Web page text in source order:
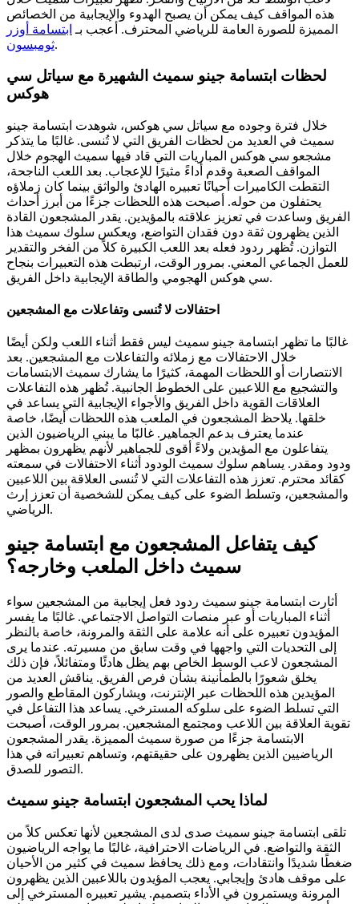
هذه المواقف كيف يمكن أن يصبح الهدوء والإيجابية من الخصائص
المميزة للصورة العامة للرياضي المحترف.
أعجب بـ ابتسامة أوزر
ثومبسون.
لحظات ابتسامة جينو سميث الشهيرة مع سياتل سي
هوكس
خلال فترة وجوده مع سياتل سي هوكس، شوهدت ابتسامة جينو
سميث في العديد من لحظات الفريق التي لا تُنسى. غالبًا ما يتذكر
مشجعو سي هوكس المباريات التي قاد فيها سميث الهجوم خلال
المواقف الصعبة وقدم أداءً مثيرًا للإعجاب. بعد اللعب الناجحة،
التقطت الكاميرات أحيانًا تعبيره الهادئ والواثق بينما كان زملاؤه
يحتفلون من حوله. أصبحت هذه اللحظات جزءًا من أبرز أحداث
الفريق وساعدت في تعزيز علاقته بالمؤيدين. يقدر المشجعون القادة
الذين يظهرون ثقة دون فقدان التواضع، ويعكس سلوك سميث هذا
التوازن. تُظهر ردود فعله بعد اللعب الكبيرة كلاً من الفخر والتقدير
للعمل الجماعي المعني. بمرور الوقت، ارتبطت هذه التعبيرات بنجاح
سي هوكس الهجومي والطاقة الإيجابية داخل الفريق.
احتفالات لا تُنسى وتفاعلات مع المشجعين
غالبًا ما تظهر ابتسامة جينو سميث ليس فقط أثناء اللعب ولكن أيضًا
خلال الاحتفالات مع زملائه والتفاعلات مع المشجعين. بعد
الانتصارات أو اللحظات المهمة، كثيرًا ما يشارك سميث الابتسامات
والتشجيع مع اللاعبين على الخطوط الجانبية. تُظهر هذه التفاعلات
العلاقات القوية داخل الفريق والأجواء الإيجابية التي يساعد في
خلقها. يلاحظ المشجعون في الملعب هذه اللحظات أيضًا، خاصة
عندما يعترف بدعم الجماهير. غالبًا ما يبني الرياضيون الذين
يتفاعلون مع المؤيدين ولاءً أقوى للجماهير لأنهم يظهرون بمظهر
ودود ومقدر. يساهم سلوك سميث الودود أثناء الاحتفالات في سمعته
كقائد محترم. تعزز هذه التفاعلات التي لا تُنسى العلاقة بين اللاعبين
والمشجعين، وتسلط الضوء على كيف يمكن للشخصية أن تعزز إرث
الرياضي.
كيف يتفاعل المشجعون مع ابتسامة جينو
سميث داخل الملعب وخارجه؟
أثارت ابتسامة جينو سميث ردود فعل إيجابية من المشجعين سواء
أثناء المباريات أو عبر منصات التواصل الاجتماعي. غالبًا ما يفسر
المؤيدون تعبيره على أنه علامة على الثقة والمرونة، خاصة بالنظر
إلى التحديات التي واجهها في وقت سابق من مسيرته. عندما يرى
المشجعون لاعب الوسط الخاص بهم يظل هادئًا ومتفائلاً، فإن ذلك
يخلق شعورًا بالطمأنينة بشأن فرص الفريق. يناقش العديد من
المؤيدين هذه اللحظات عبر الإنترنت، ويشاركون المقاطع والصور
التي تسلط الضوء على سلوكه المسترخي. يساعد هذا التفاعل في
تقوية العلاقة بين اللاعب ومجتمع المشجعين. بمرور الوقت، أصبحت
الابتسامة جزءًا من صورة سميث المميزة. يقدر المشجعون
الرياضيين الذين يظهرون على حقيقتهم، وتساهم تعبيراته في هذا
التصور للصدق.
لماذا يحب المشجعون ابتسامة جينو سميث
تلقى ابتسامة جينو سميث صدى لدى المشجعين لأنها تعكس كلاً من
الثقة والتواضع. في الرياضات الاحترافية، غالبًا ما يواجه الرياضيون
ضغطًا شديدًا وانتقادات، ومع ذلك يحافظ سميث في كثير من الأحيان
على موقف هادئ وإيجابي. يعجب المؤيدون باللاعبين الذين يظهرون
المرونة ويستمرون في الأداء بتصميم. يشير تعبيره المسترخي إلى